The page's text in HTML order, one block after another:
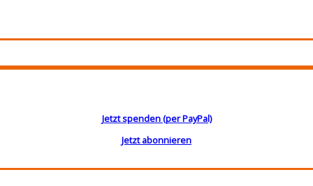
Jetzt spenden (per PayPal)
Jetzt abonnieren